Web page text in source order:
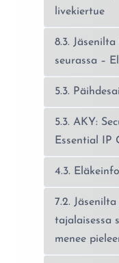
livekiertue
8.3.
seurassa –
5.3.
5.3. AKY:
Essential IP
4.3.
7.2.
tajalaisessa
menee